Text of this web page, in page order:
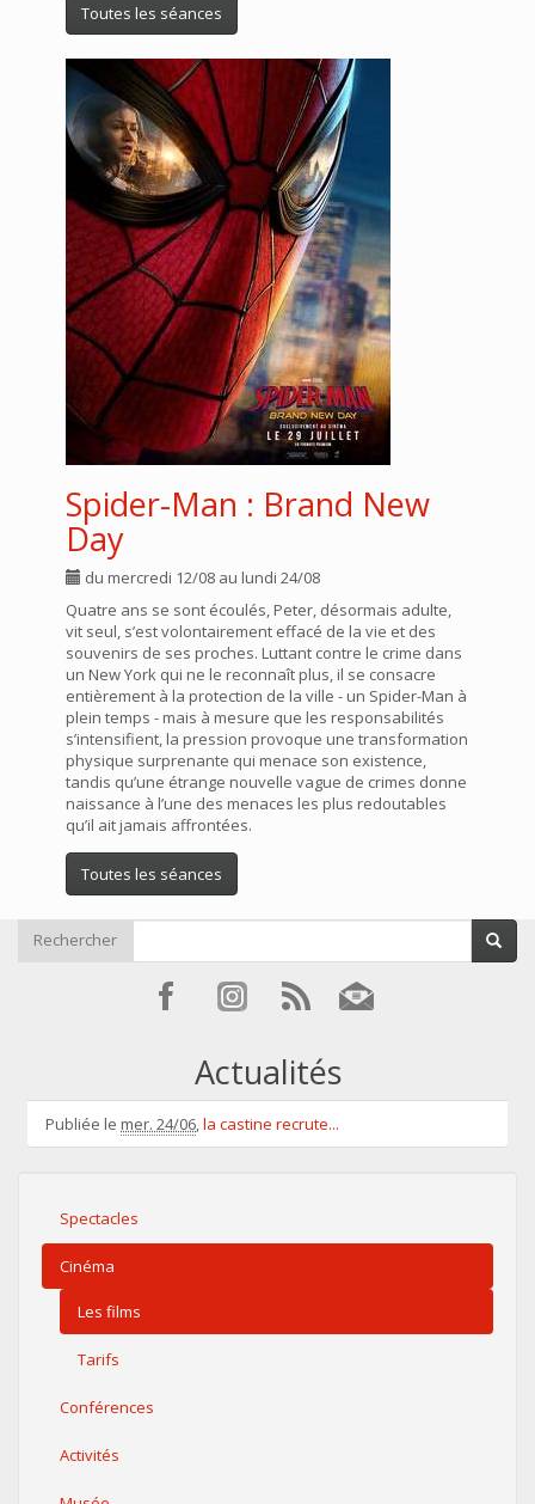
Toutes les séances
Spider-Man : Brand New
Day
du mercredi 12/08 au lundi 24/08
Quatre ans se sont écoulés, Peter, désormais adulte,
vit seul, s’est volontairement effacé de la vie et des
souvenirs de ses proches. Luttant contre le crime dans
un New York qui ne le reconnaît plus, il se consacre
entièrement à la protection de la ville - un Spider-Man à
plein temps - mais à mesure que les responsabilités
s’intensifient, la pression provoque une transformation
physique surprenante qui menace son existence,
tandis qu’une étrange nouvelle vague de crimes donne
naissance à l’une des menaces les plus redoutables
qu’il ait jamais affrontées.
Toutes les séances
Rechercher
Actualités
Publiée le mer. 24/06,la castine recrute...
Spectacles
Cinéma
Les films
Tarifs
Conférences
Activités